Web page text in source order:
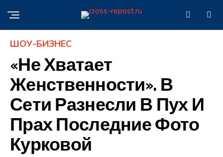
ШОУ-БИЗНЕС
«Не Хватает
Женственности». В
Сети Разнесли В Пух И
Прах Последние Фото
Курковой